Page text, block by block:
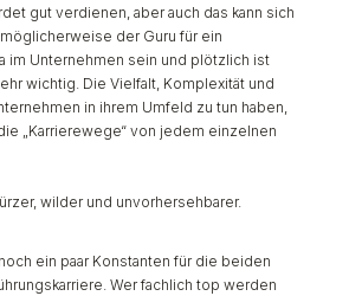
gut verdienen, aber auch das kann sich
der Guru für ein
im Unternehmen sein und plötzlich ist
wichtig. Die Vielfalt, Komplexität und
in ihrem Umfeld zu tun haben,
„Karrierewege“ von jedem einzelnen
wilder und unvorhersehbarer.
ein paar Konstanten für die beiden
Wer fachlich top werden